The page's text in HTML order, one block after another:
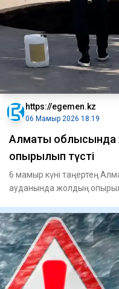
https://egemen.kz
06 Мамыр 2026 18:19
Алматы облысында
опырылып түсті
6 мамыр күні таңертең
ауданында жолдың опырылу